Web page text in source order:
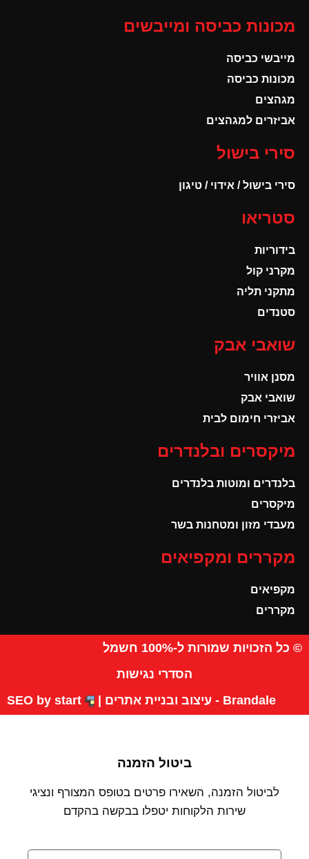
מכונות כביסה ומייבשים
מייבשי כביסה
מכונות כביסה
מגהצים
אביזרים למגהצים
סירי בישול
סירי בישול / אידוי / טיגון
סטריאו
בידוריות
מקרני קול
מתקני תליה
סטנדים
שואבי אבק
מסנן אוויר
שואבי אבק
אביזרי חימום לבית
מיקסרים ובלנדרים
בלנדרים ומוטות בלנדרים
מיקסרים
מעבדי מזון ומטחנות בשר
מקררים ומקפיאים
מקפיאים
מקררים
© כל הזכויות שמורות ל-100% חשמל
הסדרי נגישות
Brandale - עיצוב ובניית אתרים |
ביטול הזמנה
לביטול הזמנה, השאירו פרטים בטופס המצורף ונציגי
שירות הלקוחות יטפלו בבקשה בהקדם